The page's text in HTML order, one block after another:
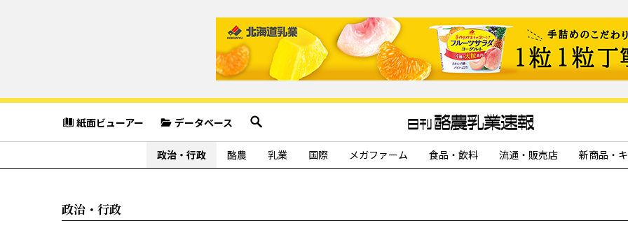
紙面ビューアー データベース
政治・行政 酪農 乳業 国際 メガファーム 食品・飲料 流通・販売店 新商品・
政治・行政